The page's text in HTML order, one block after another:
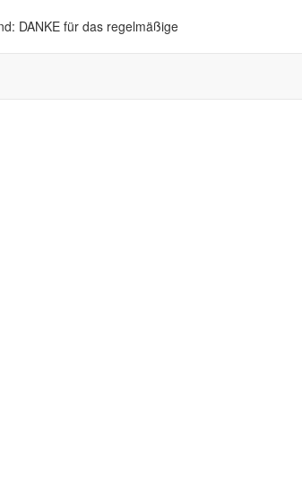
DANKE für das regelmäßige